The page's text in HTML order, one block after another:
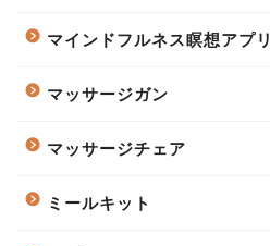
マインドフルネス瞑想アプリ
マッサージガン
マッサージチェア
ミールキット